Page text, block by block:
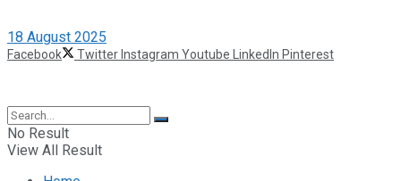
18 August 2025
Facebook Twitter Instagram Youtube LinkedIn Pinterest
No Result
View All Result